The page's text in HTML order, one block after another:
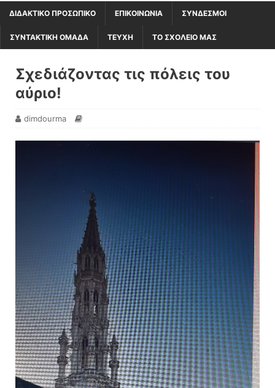
ΔΙΔΑΚΤΙΚΟ ΠΡΟΣΩΠΙΚΟ ΕΠΙΚΟΙΝΩΝΙΑ ΣΥΝΔΕΣΜΟΙ
ΣΥΝΤΑΚΤΙΚΗ ΟΜΑΔΑ ΤΕΥΧΗ ΤΟ ΣΧΟΛΕΙΟ ΜΑΣ
Σχεδιάζοντας τις πόλεις του
αύριο!
dimdourma